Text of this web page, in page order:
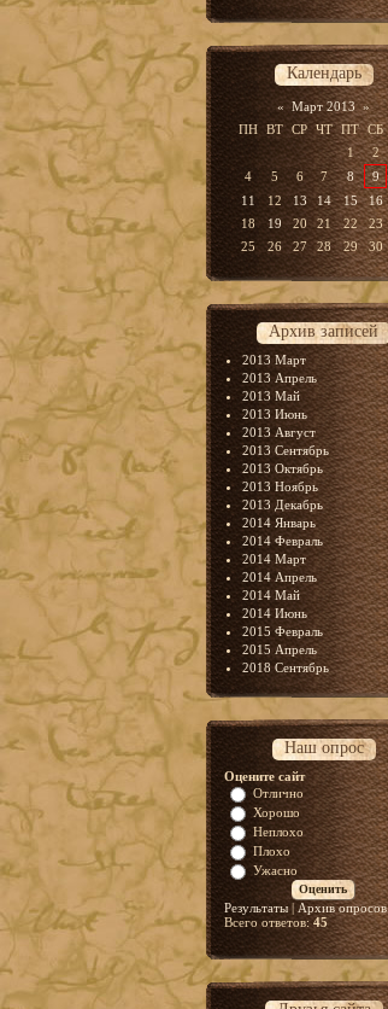
Календарь
« Март 2013 »
ПН ВТ СР ЧТ ПТ СБ
1
2
4
5 6 7 8 9
11
12 13 14 15 16
18
19 20 21 22 23
25
26 27 28 29 30
Архив записей
2013 Март
2013 Апрель
2013 Май
2013 Июнь
2013 Август
2013 Сентябрь
2013 Октябрь
2013 Ноябрь
2013 Декабрь
2014 Январь
2014 Февраль
2014 Март
2014 Апрель
2014 Май
2014 Июнь
2015 Февраль
2015 Апрель
2018 Сентябрь
Наш опрос
Оцените сайт
Отлично
Хорошо
Неплохо
Плохо
Ужасно
Результаты| Архив опросов
Всего ответов:45